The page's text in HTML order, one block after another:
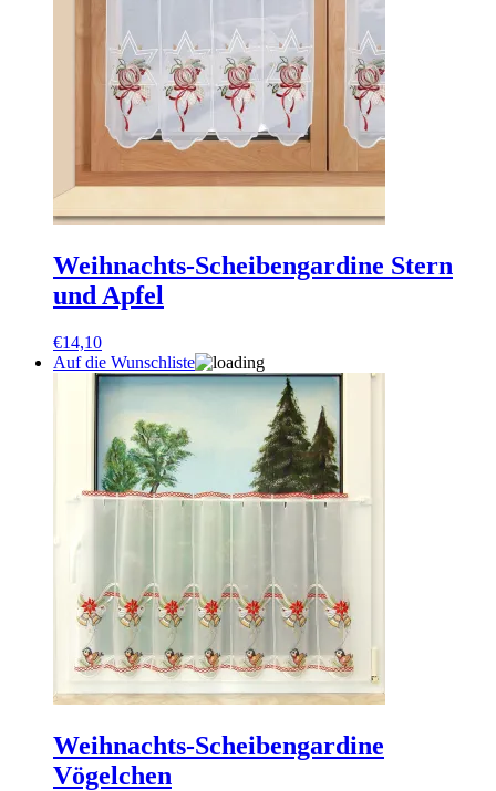
Weihnachts-Scheibengardine Stern
und Apfel
€14,10
Auf die Wunschliste
Weihnachts-Scheibengardine
Vögelchen